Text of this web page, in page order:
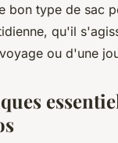
bon type de sac
qu'il
ou d'une